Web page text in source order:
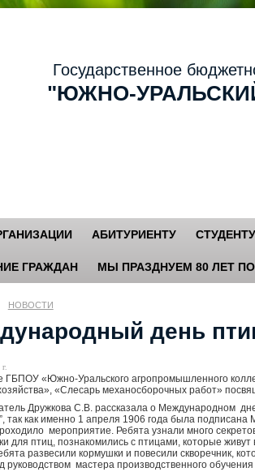
бюджетное
УРАЛЬСКИЙ
АБИТУРИЕНТУ СТУДЕНТУ
ГРАЖДАН МЫ ПРАЗДНУЕМ 80 ЛЕТ
НОВОСТИ
день
ГБПОУ «Южно-Уральского агропромышленного
«Слесарь механосборочных работ»
Дружкова С.В. рассказала о Международном
так как именно 1 апреля 1906 года была
мероприятие. Ребята узнали много
для птиц, познакомились с птицами, которые
развесили кормушки и повесили скворечник,
руководством мастера производственного